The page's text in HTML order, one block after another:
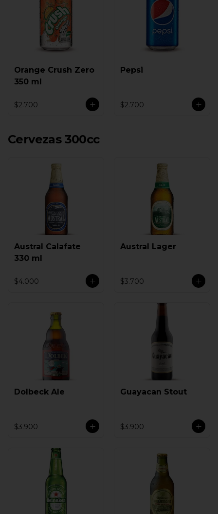
Orange Crush Zero
350 ml
$2.700
Pepsi
$2.700
Cervezas 300cc
Austral Calafate
330 ml
$4.000
Austral Lager
$3.700
Dolbeck Ale
$3.900
Guayacan Stout
$3.900